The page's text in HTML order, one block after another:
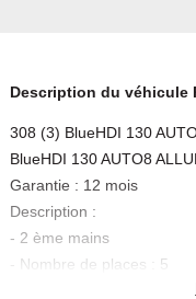
Description du véhicule
308 (3) BlueHDI 130
BlueHDI 130 AUTO8
Garantie : 12 mois
Description :
- 2 ème mains
- Nombre de places : 5